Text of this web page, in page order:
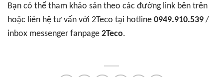
Bạn có thể tham khảo sản theo các đường link bên trên
hoặc liên hệ tư vấn với 2Teco tại hotline 0949.910.539 /
inbox messenger fanpage 2Teco.